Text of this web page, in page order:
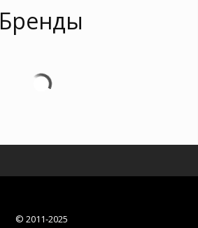
Бренды
© 2011-2025